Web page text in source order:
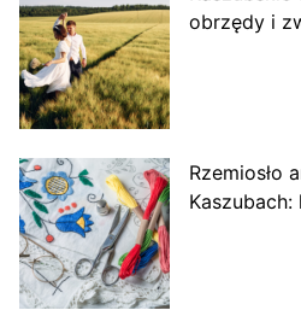
obrzędy i
Rzemiosło